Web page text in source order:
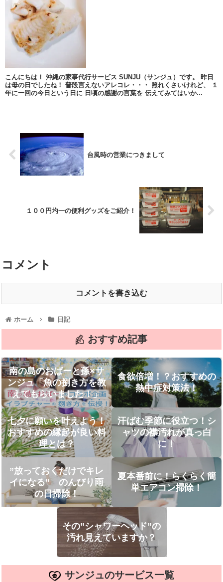
こんにちは！ 沖縄の家事代行サービス SUNJU（サンジュ）です。 昨日
は母の日でしたね！ 普段言えないアレコレ・・・ 照れくさいけれど、 １
年に一回の今日という日に 日頃の感謝の言葉を 伝えてみてはいか...
台風時の営業につきまして
１００円圴一の便利グッズをご紹介！
コメント
コメントを書き込む
ホーム 日記
おすすめ記事
南の島のおばーと孫×サ
ンジュ「魚の捌き方を教
えてもらいました！」
食欲倍増！？おすすめの
熱中症対策法！
七夕に願いを叶えよう！
おすすめの縁起が良い料
理とは？
汗ばむ季節に役立つ！シ
ャツの襟汚れが真っ白
に！
”放っておくだけでキレ
イになる” のんびり雨
の日掃除！
夏本番前に！らくらく簡
単エアコン掃除！
その”シャワーヘッド”の
汚れ見えていますか？
サンジュのサービス一覧